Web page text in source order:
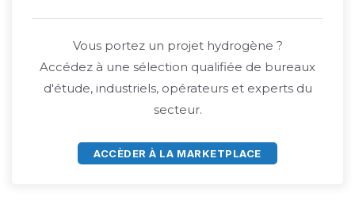
Vous portez un projet hydrogène ?
Accédez à une sélection qualifiée de bureaux
d'étude, industriels, opérateurs et experts du
secteur.
ACCÈDER À LA MARKETPLACE